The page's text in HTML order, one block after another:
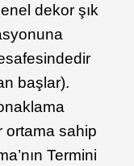
dekor şık
başlar).
ortama sahip
Termini